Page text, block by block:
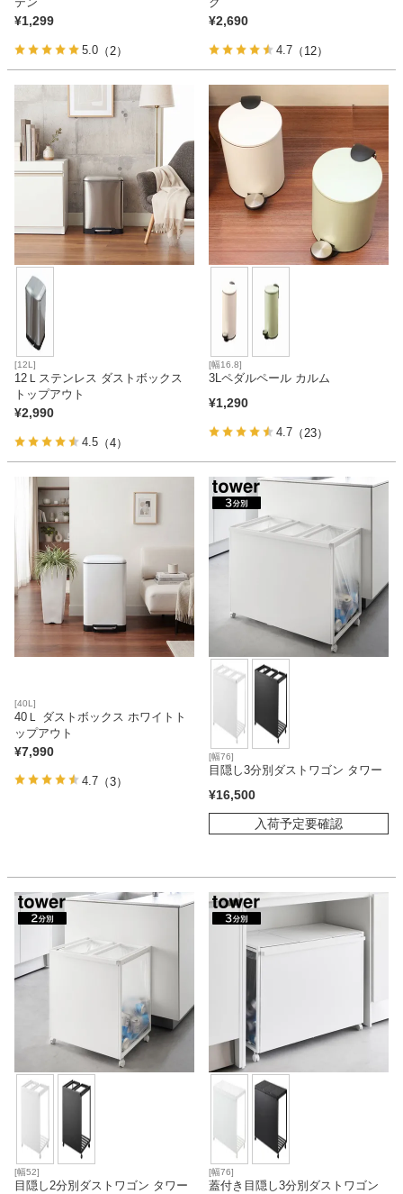
¥1,299
5.0 （2）
¥2,690
4.7 （12）
[12L]
12Ｌステンレス ダストボックス
トップアウト
¥2,990
4.5 （4）
[幅16.8]
3Lペダルペール カルム
¥1,290
4.7 （23）
[40L]
40Ｌ ダストボックス ホワイトト
ップアウト
¥7,990
4.7 （3）
[幅76]
目隠し3分別ダストワゴン タワー
¥16,500
入荷予定要確認
[幅52]
目隠し2分別ダストワゴン タワー
[幅76]
蓋付き目隠し3分別ダストワゴン